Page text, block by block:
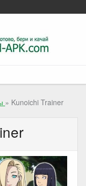
» Kunoichi Trainer